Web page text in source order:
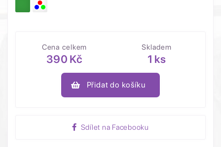
Cena celkem
390 Kč
Skladem
1 ks
Přidat do košíku
Sdílet na Facebooku